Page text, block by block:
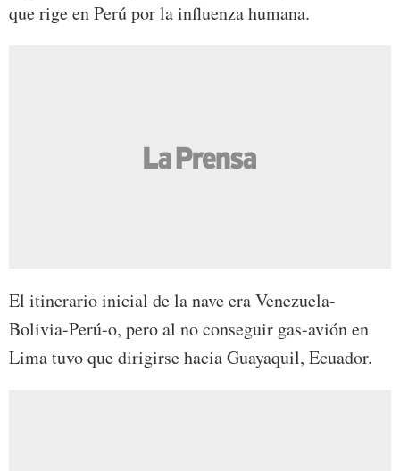
que rige en Perú por la influenza humana.
El itinerario inicial de la nave era Venezuela-
Bolivia-Perú-o, pero al no conseguir gas-avión en
Lima tuvo que dirigirse hacia Guayaquil, Ecuador.